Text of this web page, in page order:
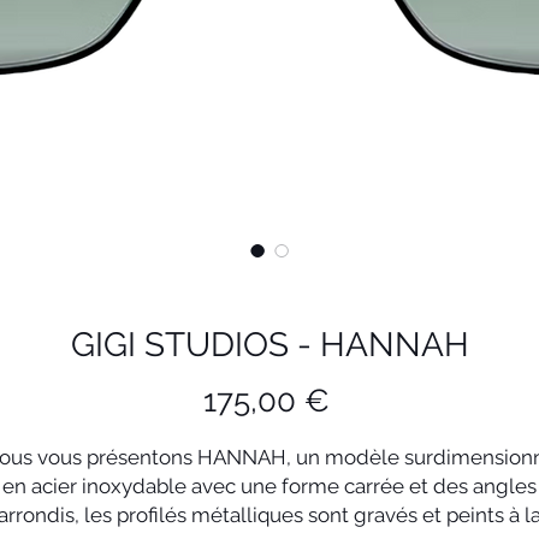
GIGI STUDIOS - HANNAH
175,00 €
vous présentons HANNAH, un modèle
en acier inoxydable avec une forme carrée et des angles
les profilés métalliques sont gravés et peints à